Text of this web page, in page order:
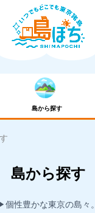
島から探す
島から探す
個性豊かな東京の島々。